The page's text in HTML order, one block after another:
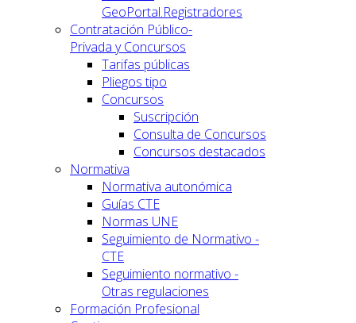
GeoPortal.Registradores
Contratación Público-
Privada y Concursos
Tarifas públicas
Pliegos tipo
Concursos
Suscripción
Consulta de Concursos
Concursos destacados
Normativa
Normativa autonómica
Guías CTE
Normas UNE
Seguimiento de Normativo -
CTE
Seguimiento normativo -
Otras regulaciones
Formación Profesional